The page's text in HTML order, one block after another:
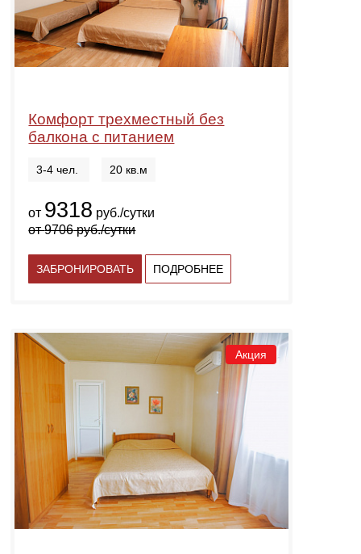
Комфорт трехместный без
балкона с питанием
3-4 чел. 20 кв.м
от 9318 руб./сутки
от9706руб./сутки
ЗАБРОНИРОВАТЬ ПОДРОБНЕЕ
Акция